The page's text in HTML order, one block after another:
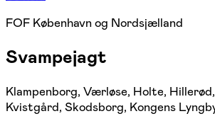
FOF København og Nordsjælland
Svampejagt
Klampenborg, Værløse, Holte,
Kvistgård, Skodsborg, Kongens